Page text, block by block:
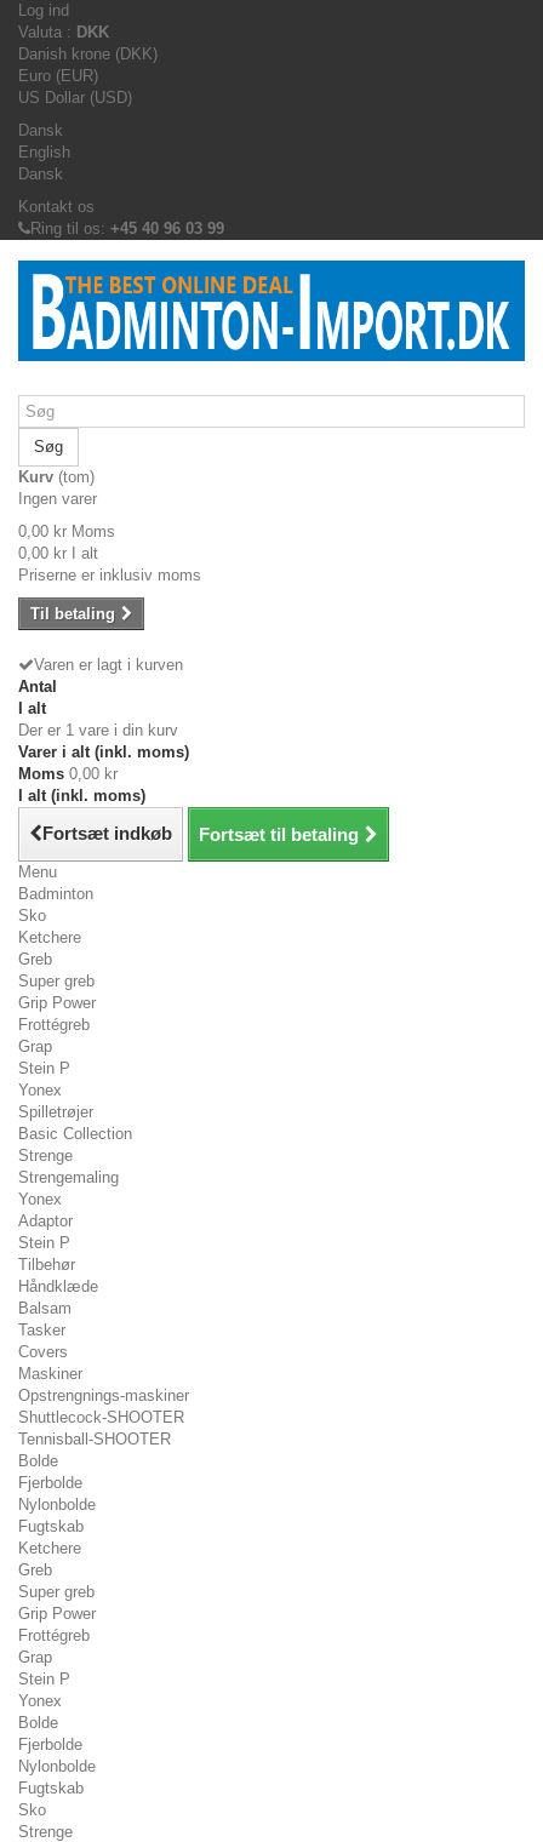
Log ind
Valuta : DKK
Danish krone (DKK)
Euro (EUR)
US Dollar (USD)
Dansk
English
Dansk
Kontakt os
Ring til os: +45 40 96 03 99
Søg
Kurv (tom)
Ingen varer
0,00 kr Moms
0,00 kr I alt
Priserne er inklusiv moms
Til betaling
Varen er lagt i kurven
Antal
I alt
Der er 1 vare i din kurv
Varer i alt (inkl. moms)
Moms 0,00 kr
I alt (inkl. moms)
Fortsæt indkøb Fortsæt til betaling
Menu
Badminton
Sko
Ketchere
Greb
Super greb
Grip Power
Frottégreb
Grap
Stein P
Yonex
Spilletrøjer
Basic Collection
Strenge
Strengemaling
Yonex
Adaptor
Stein P
Tilbehør
Håndklæde
Balsam
Tasker
Covers
Maskiner
Opstrengnings-maskiner
Shuttlecock-SHOOTER
Tennisball-SHOOTER
Bolde
Fjerbolde
Nylonbolde
Fugtskab
Ketchere
Greb
Super greb
Grip Power
Frottégreb
Grap
Stein P
Yonex
Bolde
Fjerbolde
Nylonbolde
Fugtskab
Sko
Strenge